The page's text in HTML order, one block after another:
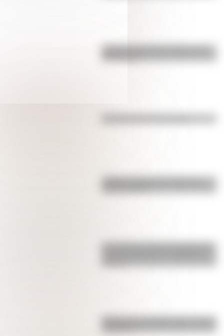
¿Sabías cómo fue la infancia de
¿Sabías cuál fue la mascota de
Los poderes del Estado Argentino
Judicial
Bandera de Colombia para colorear